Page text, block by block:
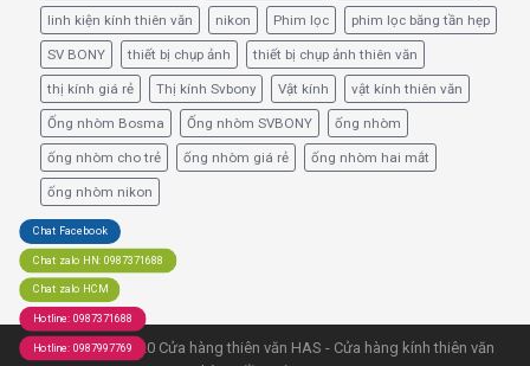
linh kiện kính thiên văn nikon Phim lọc phim lọc băng tần hẹp
SV BONY thiết bị chụp ảnh thiết bị chụp ảnh thiên văn
thị kính giá rẻ Thị kính Svbony Vật kính vật kính thiên văn
Ống nhòm Bosma Ống nhòm SVBONY ống nhòm
ống nhòm cho trẻ ống nhòm giá rẻ ống nhòm hai mắt
ống nhòm nikon
© Copyright 2020 Cửa hàng thiên văn HAS - Cửa hàng kính thiên văn
Chat Facebook
Chat zalo HN: 0987371688
Chat zalo HCM
Hotline: 0987371688
Hotline: 0987997769